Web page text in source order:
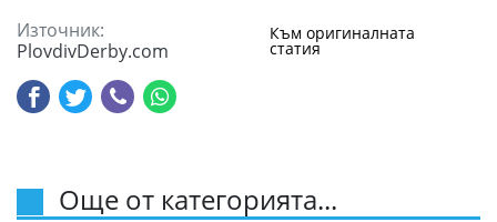
Източник:
PlovdivDerby.com
Към оригиналната
статия
Още от категорията...